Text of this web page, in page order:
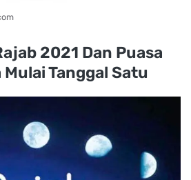
2021 Dan Puasa
Tanggal Satu